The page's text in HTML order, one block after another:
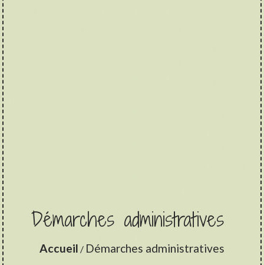
Démarches administratives
Accueil / Démarches administratives